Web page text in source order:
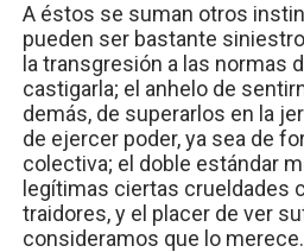
A éstos se suman otros
pueden ser bastante
la transgresión a las normas
castigarla; el anhelo de
demás, de superarlos en la
de ejercer poder, ya sea de
colectiva; el doble estándar
legítimas ciertas crueldades
traidores, y el placer de ver
consideramos que lo merece.